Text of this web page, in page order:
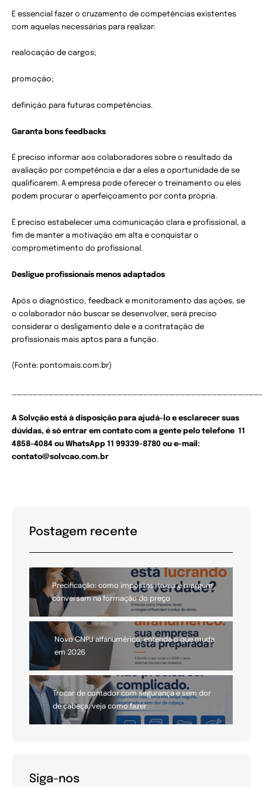
É essencial fazer o cruzamento de competências existentes
com aquelas necessárias para realizar:
realocação de cargos;
promoção;
definição para futuras competências.
Garanta bons feedbacks
É preciso informar aos colaboradores sobre o resultado da
avaliação por competência e dar a eles a oportunidade de se
qualificarem. A empresa pode oferecer o treinamento ou eles
podem procurar o aperfeiçoamento por conta própria.
É preciso estabelecer uma comunicação clara e profissional, a
fim de manter a motivação em alta e conquistar o
comprometimento do profissional.
Desligue profissionais menos adaptados
Após o diagnóstico, feedback e monitoramento das ações, se
o colaborador não buscar se desenvolver, será preciso
considerar o desligamento dele e a contratação de
profissionais mais aptos para a função.
(Fonte: pontomais.com.br)
A Solvção está à disposição para ajudá-lo e esclarecer suas
dúvidas, é só entrar em contato com a gente pelo telefone 11
4858-4084 ou WhatsApp 11 99339-8780 ou e-mail:
contato@solvcao.com.br
Postagem recente
Precificação: como impostos, taxas e margem
conversam na formação do preço
Novo CNPJ alfanumérico: entenda o que muda
em 2026
Trocar de contador com segurança e sem dor
de cabeça: veja como fazer
Siga-nos